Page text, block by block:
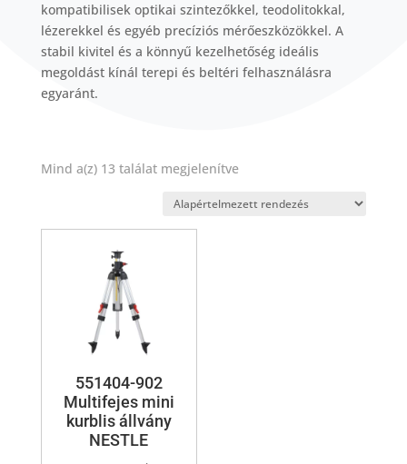
kompatibilisek optikai szintezőkkel, teodolitokkal,
lézerekkel és egyéb precíziós mérőeszközökkel. A
stabil kivitel és a könnyű kezelhetőség ideális
megoldást kínál terepi és beltéri felhasználásra
egyaránt.
Mind a(z) 13 találat megjelenítve
551404-902
Multifejes mini
kurblis állvány
NESTLE